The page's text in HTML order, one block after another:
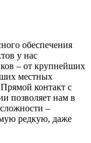
обеспечения
у нас
– от крупнейших
местных
контакт с
позволяет нам в
–
редкую, даже